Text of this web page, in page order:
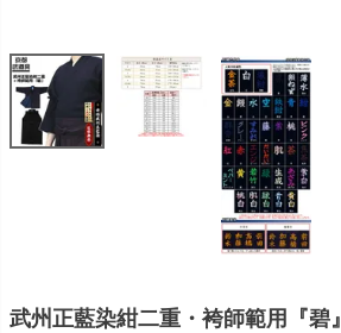
武州正藍染紺二重・袴師範用『碧』